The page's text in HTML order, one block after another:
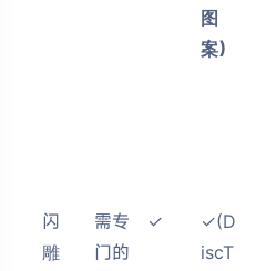
图
案）
闪
雕
需专
门的
✓
✓(D
iscT